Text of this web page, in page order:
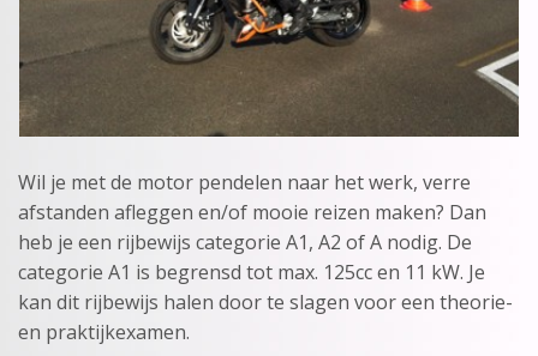
Wil je met de motor pendelen naar het werk, verre
afstanden afleggen en/of mooie reizen maken? Dan
heb je een rijbewijs categorie A1, A2 of A nodig. De
categorie A1 is begrensd tot max. 125cc en 11 kW. Je
kan dit rijbewijs halen door te slagen voor een theorie-
en praktijkexamen.